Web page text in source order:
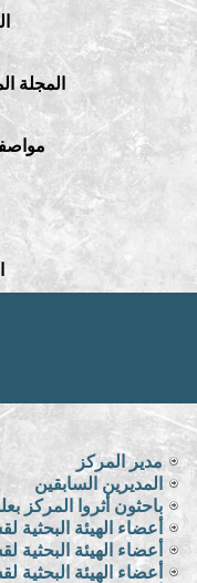
المجلة
مدير المركز
المديرين السابقين
باحثون أثروا المركز
أعضاء الهيئة البحثية
أعضاء الهيئة البحثية
أعضاء الهيئة البحثية